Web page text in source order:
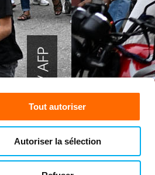
Tout autoriser
Autoriser la sélection